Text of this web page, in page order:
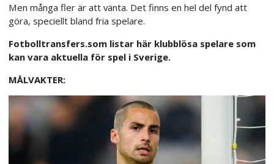
Men många fler är att vänta. Det finns en hel del fynd att
göra, speciellt bland fria spelare.
Fotbolltransfers.som listar här klubblösa spelare som
kan vara aktuella för spel i Sverige.
MÅLVAKTER: